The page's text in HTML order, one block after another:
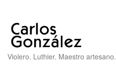
Violero. Luthier. Maestro artesano.